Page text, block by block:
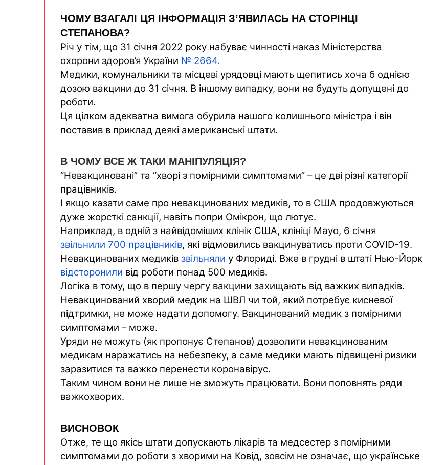
ЧОМУ ВЗАГАЛІ ЦЯ ІНФОРМАЦІЯ З’ЯВИЛАСЬ НА СТОРІНЦІ
СТЕПАНОВА?
Річ у тім, що 31 січня 2022 року набуває чинності наказ Міністерства
охорони здоров’я України № 2664.
Медики, комунальники та місцеві урядовці мають щепитись хоча б однією
дозою вакцини до 31 січня. В іншому випадку, вони не будуть допущені до
роботи.
Ця цілком адекватна вимога обурила нашого колишнього міністра і він
поставив в приклад деякі американські штати.
В ЧОМУ ВСЕ Ж ТАКИ МАНІПУЛЯЦІЯ?
“Невакциновані” та “хворі з помірними симптомами” –це дві різні категорії
працівників.
І якщо казати саме про невакцинованих медиків, то в США продовжуються
дуже жорсткі санкції, навіть попри Омікрон, що лютує.
Наприклад, в одній з найвідоміших клінік США, клініці Mayo, 6 січня
звільнили 700 працівників, які відмовились вакцинуватись проти COVID-19.
Невакцинованих медиків звільняли у Флориді. Вже в грудні в штаті Нью-Йорк
відсторонили від роботи понад 500 медиків.
Логіка в тому, що в першу чергу вакцини захищають від важких випадків.
Невакцинований хворий медик на ШВЛ чи той, який потребує кисневої
підтримки, не може надати допомогу. Вакцинований медик з помірними
симптомами –може.
Уряди не можуть (як пропонує Степанов) дозволити невакцинованим
медикам наражатись на небезпеку, а саме медики мають підвищені ризики
заразитися та важко перенести коронавірус.
Таким чином вони не лише не зможуть працювати. Вони поповнять ряди
важкохворих.
ВИСНОВОК
Отже, те що якісь штати допускають лікарів та медсестер з помірними
симптомами до роботи з хворими на Ковід, зовсім не означає, що українське